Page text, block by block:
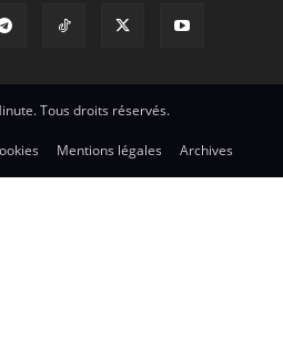
Tous droits réservés.
Mentions légales Archives